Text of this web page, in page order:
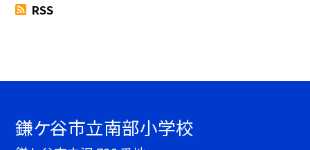
RSS
鎌ケ谷市立南部小学校